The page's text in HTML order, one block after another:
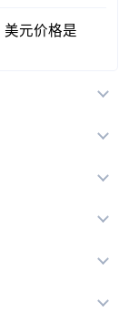
美元价格是